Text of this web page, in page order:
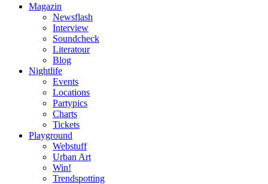
Magazin
Newsflash
Interview
Soundcheck
Literatour
Blog
Nightlife
Events
Locations
Partypics
Charts
Tickets
Playground
Webstuff
Urban Art
Win!
Trendspotting